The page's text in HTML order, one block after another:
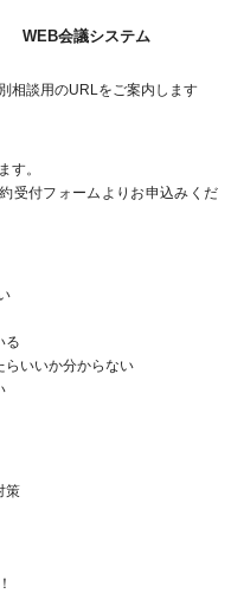
WEB会議システム
相談用のURLをご案内します
す。
付フォームよりお申込みくだ
る
らいいか分からない
策